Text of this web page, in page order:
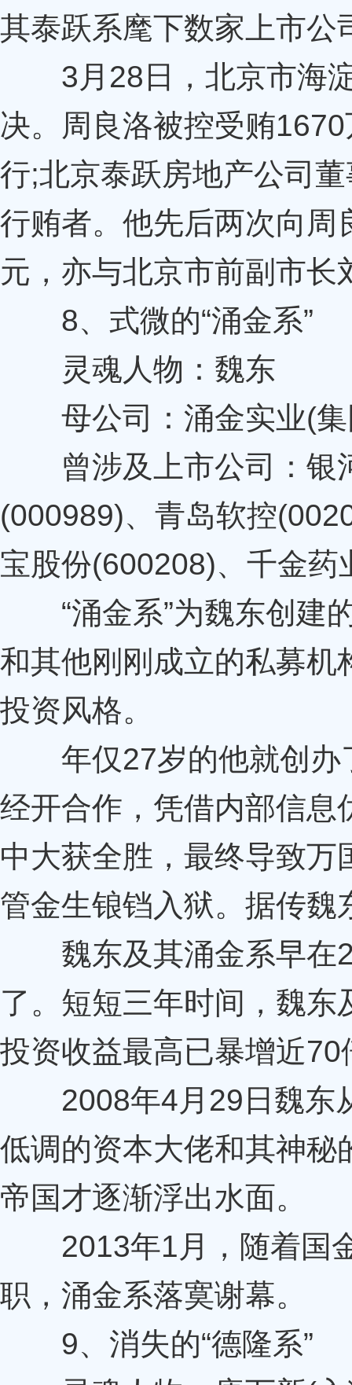
其泰跃系麾下数家上市公
3月28日，北京市海淀
决。周良洛被控受贿
行;北京泰跃房地产公司
行贿者。他先后两次向周
元，亦与北京市前副市长
8、式微的“涌金系”
灵魂人物：魏东
母公司：涌金实业(集
曾涉及上市公司：银
(000989)、青岛软控
宝股份(600208)、千金药
“涌金系”为魏东创建的
和其他刚刚成立的私募机
投资风格。
年仅27岁的他就创办
经开合作，凭借内部信息
中大获全胜，最终导致
管金生锒铛入狱。据传魏
魏东及其涌金系早在
了。短短三年时间，魏
投资收益最高已暴增近70
2008年4月29日魏东
低调的资本大佬和其神秘
帝国才逐渐浮出水面。
2013年1月，随着国金
职，涌金系落寞谢幕。
9、消失的“德隆系”